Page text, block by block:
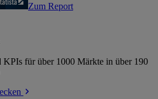
Zum Report
KPIs für über 1000 Märkte in über 190